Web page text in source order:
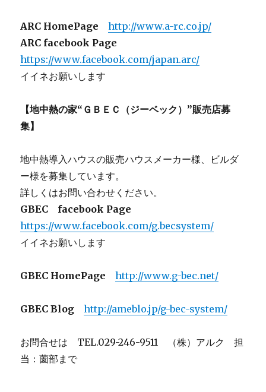
ARC HomePage
http://www.a-rc.co.jp/
ARC facebook Page
https://www.facebook.com/japan.arc/
イイネお願いします
【地中熱の家“ＧＢＥＣ（ジーベック）”販売店募
集】
地中熱導入ハウスの販売ハウスメーカー様、ビルダ
ー様を募集しています。
詳しくはお問い合わせください。
GBEC facebook Page
https://www.facebook.com/g.becsystem/
イイネお願いします
GBEC HomePagehttp://www.g-bec.net/
GBEC Bloghttp://ameblo.jp/g-bec-system/
お問合せは TEL.029-246-9511 （株）アルク 担
当：薗部まで